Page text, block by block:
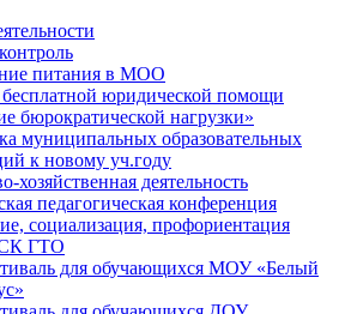
питания в МОО
юридической помощи
бюрократической нагрузки»
муниципальных образовательных
к новому уч.году
хозяйственная деятельность
педагогическая конференция
социализация, профориентация
ГТО
для обучающихся МОУ «Белый